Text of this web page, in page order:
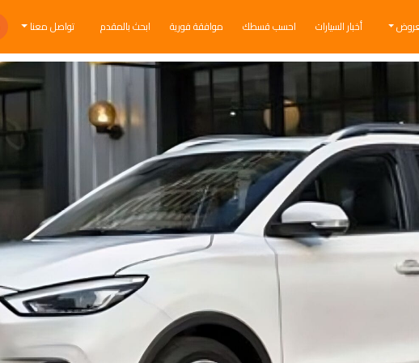
أخبار السيارات احسب قسطك موافقة فورية ابحث بالمقدم تواصل معنا